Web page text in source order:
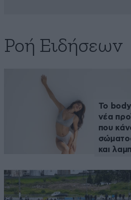
Ροή Ειδήσεων
Το
νέα
που
και